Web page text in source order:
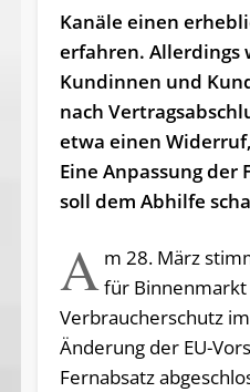
Kanäle einen
erfahren. Allerdings
Kundinnen und
nach
etwa einen
Eine Anpassung
soll dem Abhilfe
A m 28. März
für Binnenmarkt
Verbraucherschutz
Änderung der EU-
Fernabsatz